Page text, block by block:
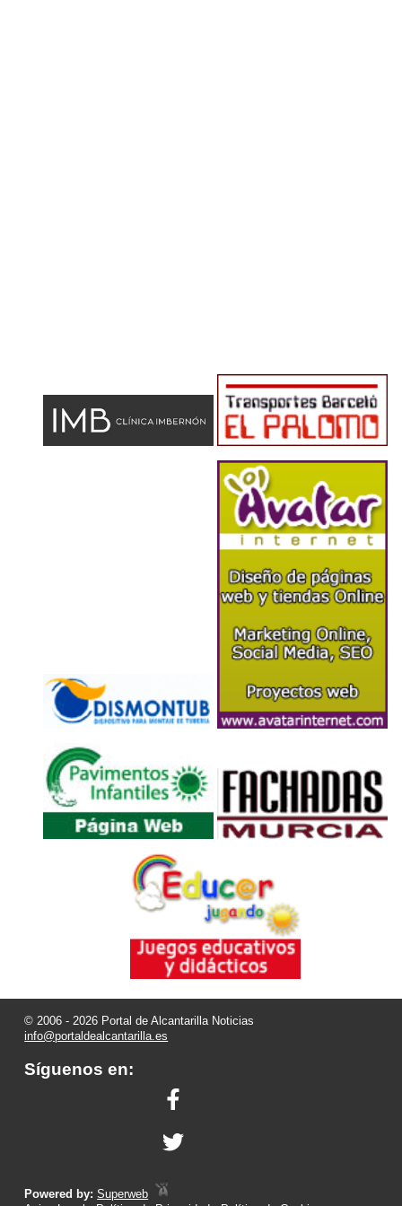
© 2006 - 2026 Portal de Alcantarilla Noticias
info@portaldealcantarilla.es
Síguenos en:
Powered by:Superweb